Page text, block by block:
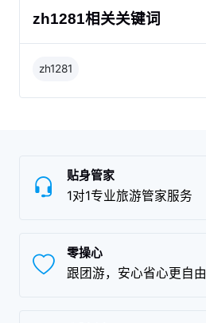
zh1281相关关键词
zh1281
贴身管家
1对1专业旅游管家服务
零操心
跟团游，安心省心更自由